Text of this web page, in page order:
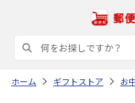
ホーム ギフトストア お